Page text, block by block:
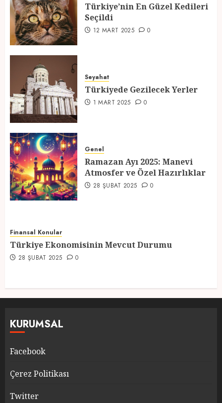
3
12 MART 2025 0
4
1 MART 2025
5
Atmosfer ve Özel Hazırlıklar
28 ŞUBAT 2025 0
Türkiye’nin En Güzel Kedileri
Seçildi
12 MART 2025 0
Seyahat
Türkiyede Gezilecek Yerler
1 MART 2025 0
Genel
Ramazan Ayı 2025: Manevi
Atmosfer ve Özel Hazırlıklar
28 ŞUBAT 2025 0
Finansal Konular
Türkiye Ekonomisinin Mevcut Durumu
28 ŞUBAT 2025 0
KURUMSAL
Facebook
Çerez Politikası
Twitter